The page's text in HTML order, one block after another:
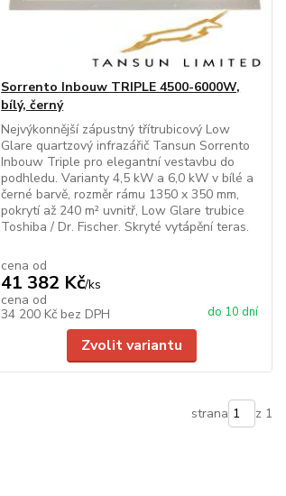
Sorrento Inbouw TRIPLE 4500-6000W,
bílý, černý
Nejvýkonnější zápustný třítrubicový Low
Glare quartzový infrazářič Tansun Sorrento
Inbouw Triple pro elegantní vestavbu do
podhledu. Varianty 4,5 kW a 6,0 kW v bílé a
černé barvě, rozměr rámu 1350 x 350 mm,
pokrytí až 240 m² uvnitř, Low Glare trubice
Toshiba / Dr. Fischer. Skryté vytápění teras.
cena od
41 382 Kč/ks
cena od
34 200 Kč bez DPH do 10 dní
Zvolit variantu
strana z 1